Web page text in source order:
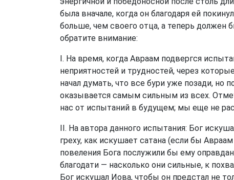
была вначале, когда он благодаря ей
больше, чем своего отца, а теперь должен
обратите внимание:
I. На время, когда Авраам подвергся
неприятностей и трудностей, через
начал думать, что все бури уже позади, но
оказывается самым сильным из всех.
нас от испытаний в будущем; мы еще не
II. На автора данного испытания: Бог
греху, как искушает сатана (если бы
повеления Бога послужили бы ему
благодати — насколько они сильные, к
Бог искушал Иова, чтобы он предстал не